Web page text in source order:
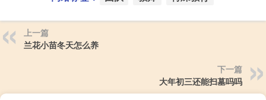
上一篇
兰花小苗冬天怎么养
下一篇
大年初三还能扫墓吗吗